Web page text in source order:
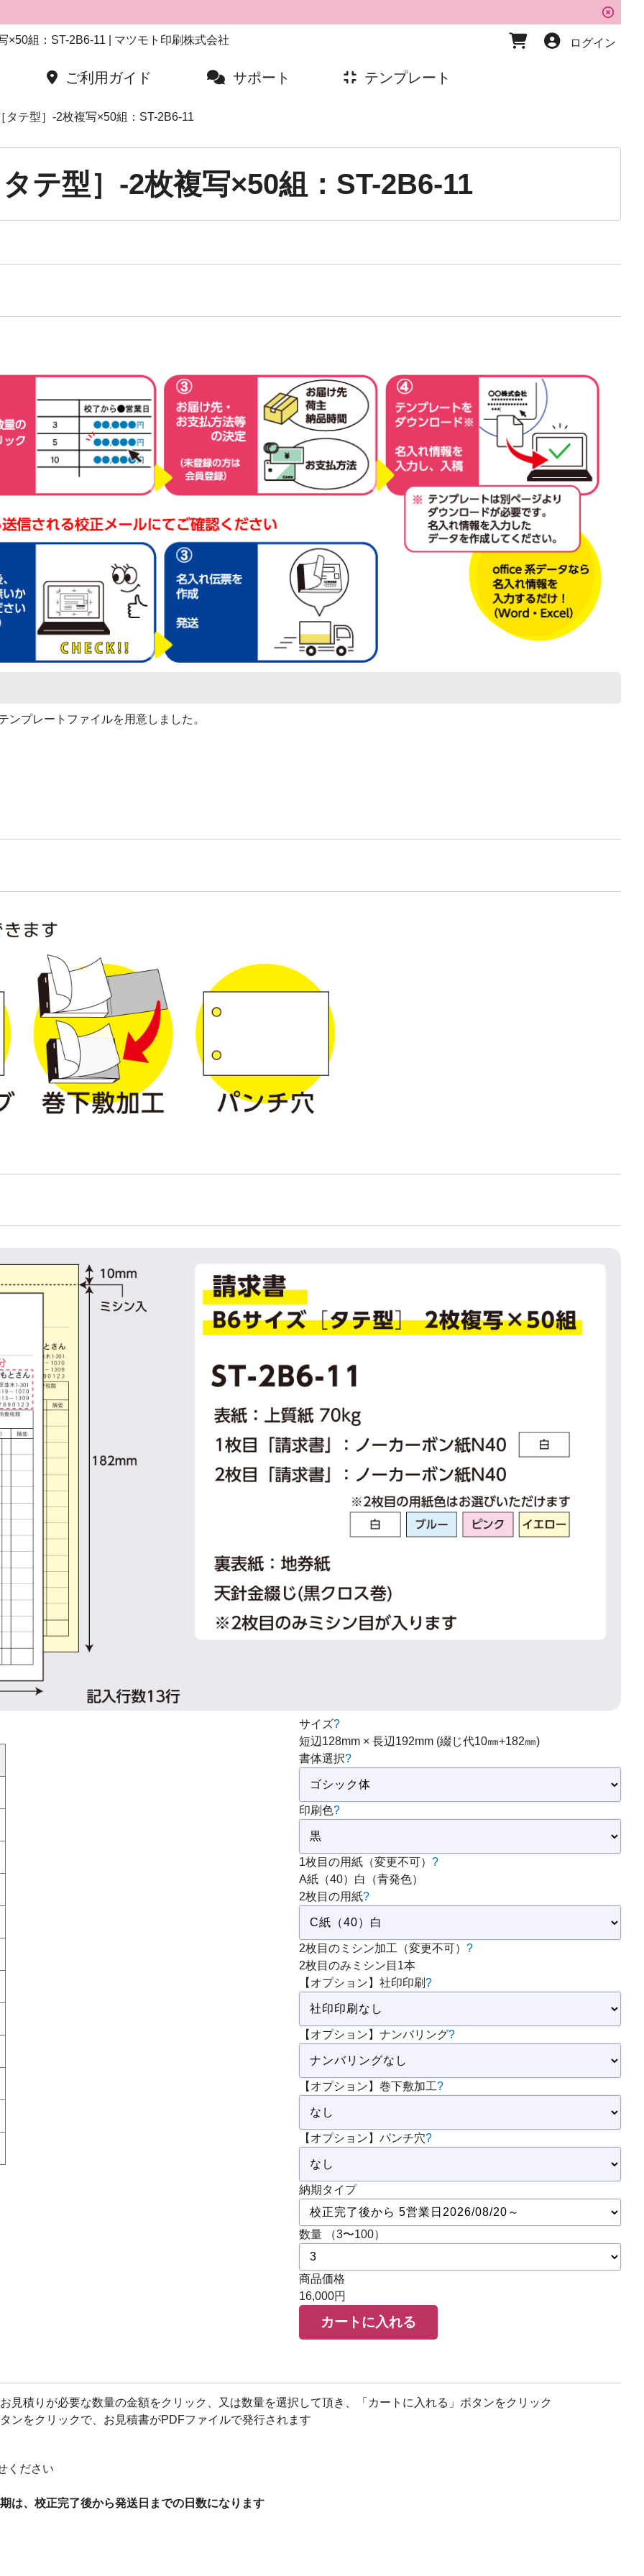
×50組：ST-2B6-11 | マツモト印刷株式会社 ログイン
ご利用ガイド サポート テンプレート
タテ型］-2枚複写×50組：ST-2B6-11
テ型］-2枚複写×50組：ST-2B6-11
プレートファイルを用意しました。
サイズ?
短辺128mm × 長辺192mm (綴じ代10㎜+182㎜)
書体選択?
印刷色?
1枚目の用紙（変更不可） ?
A紙（40）白（青発色）
2枚目の用紙?
2枚目のミシン加工（変更不可） ?
2枚目のみミシン目1本
【オプション】社印印刷?
【オプション】ナンバリング?
【オプション】巻下敷加工?
【オプション】パンチ穴?
納期タイプ
数量 （3〜100）
商品価格
16,000円
カートに入れる
見積りが必要な数量の金額をクリック、又は数量を選択して頂き、「カートに入れる」ボタンをクリック
ンをクリックで、お見積書がPDFファイルで発行されます
ください
、校正完了後から発送日までの日数になります